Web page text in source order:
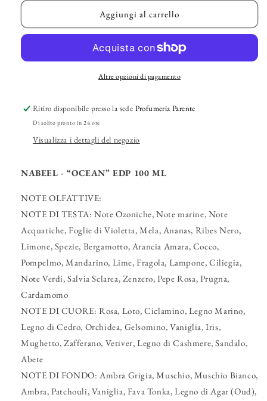
–
NABEEL
–
EDP
Aggiungi al carrello
Altre opzioni di pagamento
Ritiro disponibile presso la sede Profumeria Parente
Di solito pronto in 24 ore
Visualizza i dettagli del negozio
NABEEL - “OCEAN” EDP 100 ML
NOTE OLFATTIVE:
NOTE DI TESTA: Note Ozoniche, Note marine, Note
Acquatiche, Foglie di Violetta, Mela, Ananas, Ribes Nero,
Limone, Spezie, Bergamotto, Arancia Amara, Cocco,
Pompelmo, Mandarino, Lime, Fragola, Lampone, Ciliegia,
Note Verdi, Salvia Sclarea, Zenzero, Pepe Rosa, Prugna,
Cardamomo
NOTE DI CUORE: Rosa, Loto, Ciclamino, Legno Marino,
Legno di Cedro, Orchidea, Gelsomino, Vaniglia, Iris,
Mughetto, Zafferano, Vetiver, Legno di Cashmere, Sandalo,
Abete
NOTE DI FONDO: Ambra Grigia, Muschio, Muschio Bianco,
Ambra, Patchouli, Vaniglia, Fava Tonka, Legno di Agar (Oud),